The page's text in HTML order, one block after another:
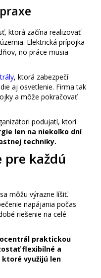
ktorá začína realizovať
Elektrická prípojka
no práce musia
, ktorá zabezpečí
aj osvetlenie. Firma tak
a môže pokračovať
podujatí, ktorí
len na niekoľko dní
techniky.
pre každú
môžu výrazne líšiť.
napájania počas
riešenie na celé
praktickou
flexibilné a
využijú len